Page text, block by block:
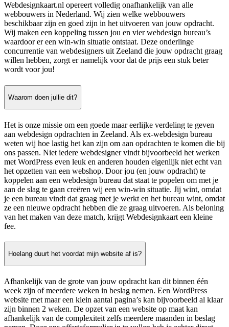
Webdesignkaart.nl opereert volledig onafhankelijk van alle
webbouwers in Nederland. Wij zien welke webbouwers
beschikbaar zijn en goed zijn in het uitvoeren van jouw opdracht.
Wij maken een koppeling tussen jou en vier webdesign bureau’s
waardoor er een win-win situatie ontstaat. Deze onderlinge
concurrentie van webdesigners uit Zeeland die jouw opdracht graag
willen hebben, zorgt er namelijk voor dat de prijs een stuk beter
wordt voor jou!
Waarom doen jullie dit?
Het is onze missie om een goede maar eerlijke verdeling te geven
aan webdesign opdrachten in Zeeland. Als ex-webdesign bureau
weten wij hoe lastig het kan zijn om aan opdrachten te komen die bij
ons passen. Niet iedere webdesigner vindt bijvoorbeeld het werken
met WordPress even leuk en anderen houden eigenlijk niet echt van
het opzetten van een webshop. Door jou (en jouw opdracht) te
koppelen aan een webdesign bureau dat staat te popelen om met je
aan de slag te gaan creëren wij een win-win situatie. Jij wint, omdat
je een bureau vindt dat graag met je werkt en het bureau wint, omdat
ze een nieuwe opdracht hebben die ze graag uitvoeren. Als beloning
van het maken van deze match, krijgt Webdesignkaart een kleine
fee.
Hoelang duurt het voordat mijn website af is?
Afhankelijk van de grote van jouw opdracht kan dit binnen één
week zijn of meerdere weken in beslag nemen. Een WordPress
website met maar een klein aantal pagina’s kan bijvoorbeeld al klaar
zijn binnen 2 weken. De opzet van een website op maat kan
afhankelijk van de complexiteit zelfs meerdere maanden in beslag